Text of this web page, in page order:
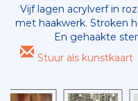
Vijf lagen acrylverf in
met haakwerk. Stroken
En gehaakte
Stuur als kunstkaart